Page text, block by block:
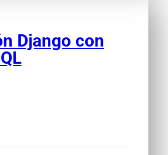
Django con